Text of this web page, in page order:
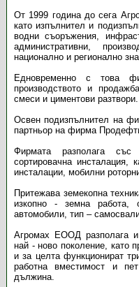
От 1999 година до сега
като изпълнител и
водни съоръжения,
административни,
национално и регионално
Едновременно с това
производството и
смеси и циментови разтвори.
Освен подизпълнител на
партньор на фирма
Фирмата разполага
сортировачна
инсталации, мобилни
Притежава земекопна
изкопно - земна работа,
автомобили, тип –
Агромах ЕООД разполага
най - ново поколение, като
и за целта функционират
работна вместимост и
дължина.